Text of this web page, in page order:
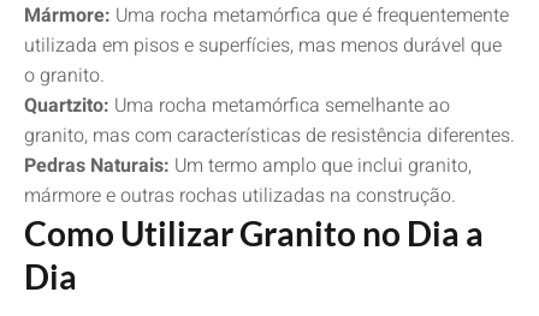
Mármore: Uma rocha metamórfica que é frequentemente
utilizada em pisos e superfícies, mas menos durável que
o granito.
Quartzito: Uma rocha metamórfica semelhante ao
granito, mas com características de resistência diferentes.
Pedras Naturais: Um termo amplo que inclui granito,
mármore e outras rochas utilizadas na construção.
Como Utilizar Granito no Dia a
Dia